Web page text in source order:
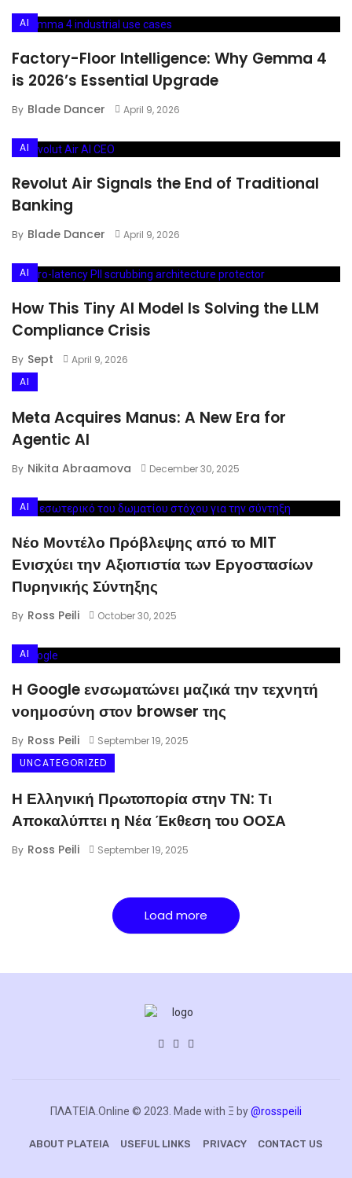
AI
Factory-Floor Intelligence: Why Gemma 4
is 2026’s Essential Upgrade
By Blade Dancer April 9, 2026
AI
Revolut Air Signals the End of Traditional
Banking
By Blade Dancer April 9, 2026
AI
How This Tiny AI Model Is Solving the LLM
Compliance Crisis
By Sept
April 9, 2026
AI
Meta Acquires Manus: A New Era for
Agentic AI
By Nikita Abraamova December 30, 2025
AI
Νέο Μοντέλο Πρόβλεψης από το MIT
Ενισχύει την Αξιοπιστία των Εργοστασίων
Πυρηνικής Σύντηξης
By Ross Peili October 30, 2025
AI
Η Google ενσωματώνει μαζικά την τεχνητή
νοημοσύνη στον browser της
By Ross Peili
September 19, 2025
UNCATEGORIZED
Η Ελληνική Πρωτοπορία στην ΤΝ: Τι
Αποκαλύπτει η Νέα Έκθεση του ΟΟΣΑ
By Ross Peili September 19, 2025
Load more
ΠΛΑΤΕΙΑ.Online © 2023. Made with Ξ by@rosspeili
ABOUT PLATEIA USEFUL LINKS PRIVACY CONTACT US